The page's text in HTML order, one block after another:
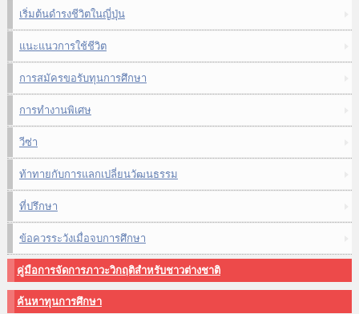
เริ่มต้นดำรงชีวิตในญี่ปุ่น
แนะแนวการใช้ชีวิต
การสมัครขอรับทุนการศึกษา
การทำงานพิเศษ
วีซ่า
ท้าทายกับการแลกเปลี่ยนวัฒนธรรม
ที่ปรึกษา
ข้อควรระวังเมื่อจบการศึกษา
คู่มือการจัดการภาวะวิกฤติสำหรับชาวต่างชาติ
ค้นหาทุนการศึกษา